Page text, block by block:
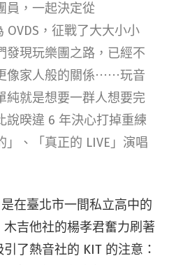
員，一起決定從
OVDS，征戰了大大小小
發現玩樂團之路，已經不
像家人般的關係⋯⋯玩音
純就是想要一群人想要完
說暌違 6 年決心打掉重練
」、「真正的 LIVE」演唱
在臺北市一間私立高中的
吉他社的楊孝君奮力刷著
了熱音社的 KIT 的注意：